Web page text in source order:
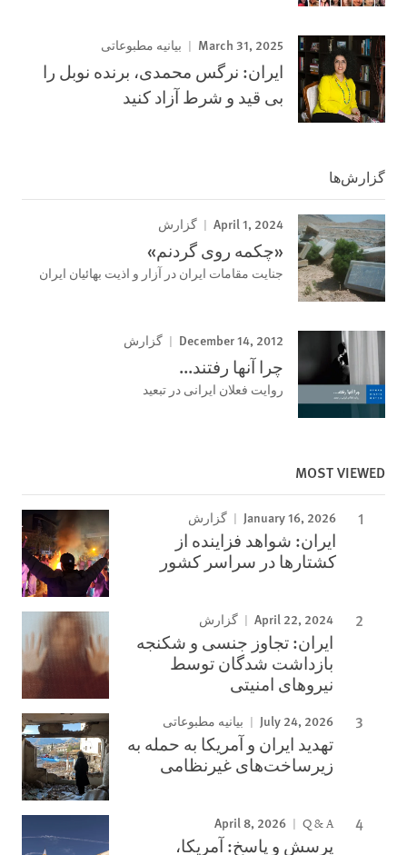
March 31, 2025 بیانیه مطبوعاتی
ایران: نرگس محمدی، برنده نوبل را
بی قید و شرط آزاد کنید
گزارش‌ها
April 1, 2024 گزارش
«چکمه روی گردنم»
جنایت مقامات ایران در آزار و اذیت بهائیان ایران
December 14, 2012 گزارش
چرا آنھا رفتند...
روايت فعلان ايرانی در تبعيد
MOST VIEWED
January 16, 2026 گزارش
ایران: شواهد فزاینده از
کشتارها در سراسر کشور
April 22, 2024 گزارش
ایران: تجاوز جنسی و شکنجه
بازداشت شدگان توسط
نیروهای امنیتی
July 24, 2026 بیانیه مطبوعاتی
تهدید ایران و آمریکا به حمله به
زیرساخت‌های غیرنظامی
April 8, 2026 Q & A
پرسش و پاسخ: آمریکا،